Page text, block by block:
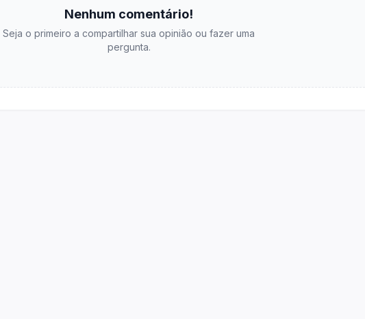
Nenhum comentário!
Seja o primeiro a compartilhar sua opinião ou fazer uma
pergunta.